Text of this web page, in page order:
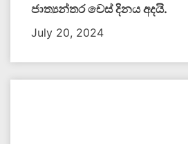
ජාත්‍යන්තර චෙස් දිනය අදයි.
July 20, 2024